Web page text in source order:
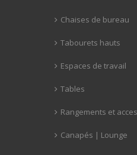
Chaises de bureau
Tabourets hauts
Espaces de travail
Tables
Rangements et
Canapés | Lounge